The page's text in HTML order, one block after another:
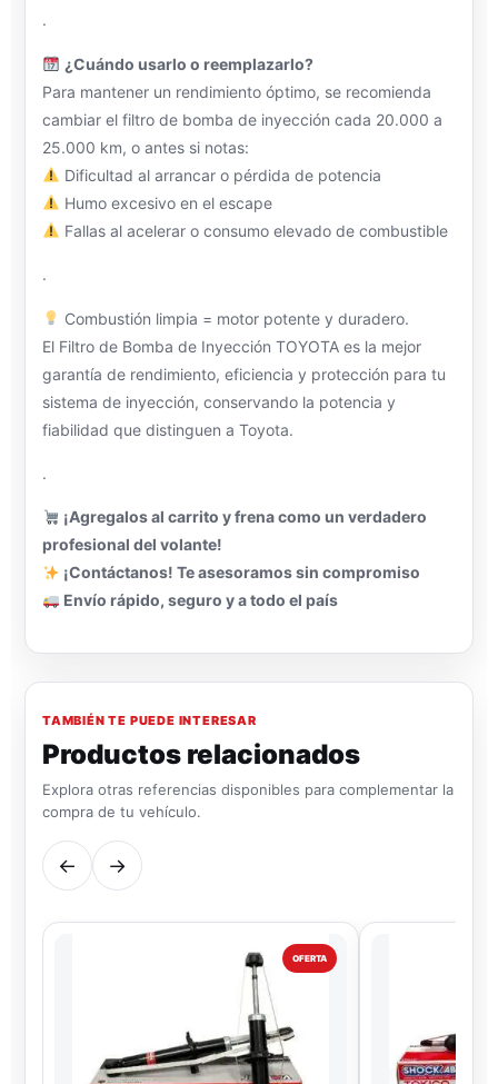
.
¿Cuándo usarlo o reemplazarlo?
Para mantener un rendimiento óptimo, se recomienda
cambiar el filtro de bomba de inyección cada 20.000 a
25.000 km, o antes si notas:
Dificultad al arrancar o pérdida de potencia
Humo excesivo en el escape
Fallas al acelerar o consumo elevado de combustible
.
Combustión limpia = motor potente y duradero.
El Filtro de Bomba de Inyección TOYOTA es la mejor
garantía de rendimiento, eficiencia y protección para tu
sistema de inyección, conservando la potencia y
fiabilidad que distinguen a Toyota.
.
¡Agregalos al carrito y frena como un verdadero
profesional del volante!
¡Contáctanos! Te asesoramos sin compromiso
Envío rápido, seguro y a todo el país
TAMBIÉN TE PUEDE INTERESAR
Productos relacionados
Explora otras referencias disponibles para complementar la
compra de tu vehículo.
← →
OFERTA